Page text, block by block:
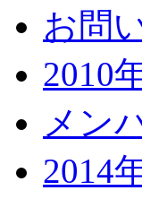
お問
2010
メン
2014